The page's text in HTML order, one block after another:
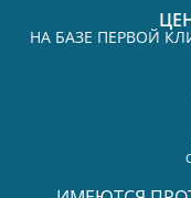
НА БАЗЕ ПЕРВОЙ